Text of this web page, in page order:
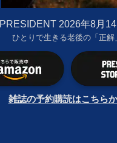
PRESIDENT 2026年8月
ひとりで生きる老後の「正解
雑誌の予約購読はこちら